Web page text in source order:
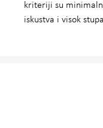
kriteriji su
iskustva i visok